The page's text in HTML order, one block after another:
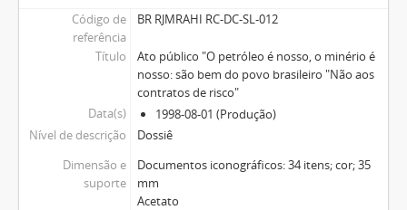
Código de
referência
BR RJMRAHI RC-DC-SL-012
Título
Ato público "O petróleo é nosso, o minério é
nosso: são bem do povo brasileiro "Não aos
contratos de risco"
Data(s)
1998-08-01 (Produção)
Nível de descrição
Dossiê
Dimensão e
suporte
Documentos iconográficos: 34 itens; cor; 35
mm
Acetato